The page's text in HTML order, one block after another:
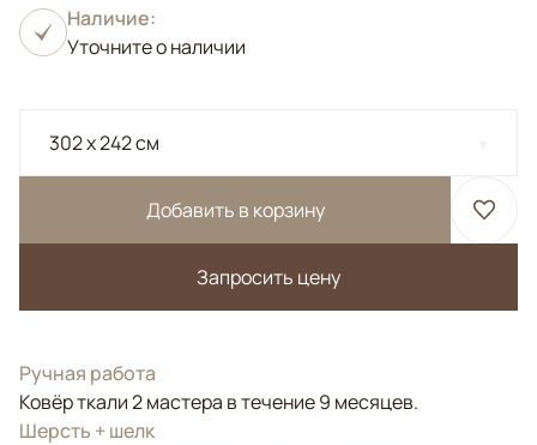
Наличие:
Уточните о наличии
302 x 242 см
Добавить в корзину
Запросить цену
Ручная работа
Ковёр ткали 2 мастера в течение 9 месяцев.
Шерсть + шелк